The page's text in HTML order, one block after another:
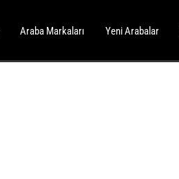
Araba Markaları Yeni Arabalar